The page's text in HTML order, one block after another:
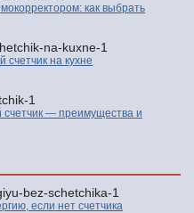
как выбрать
счетчик на кухне
счетчик — преимущества и
если нет счетчика